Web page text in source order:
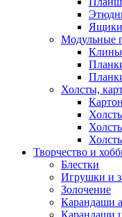
Ящики
Модульные
Холсты,
Творчество и
Блестки
Игрушки и
Золочение
Карандаши
Карандаши